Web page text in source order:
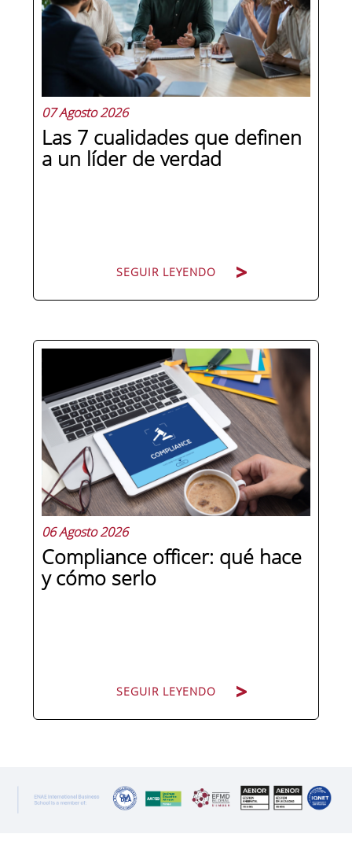
07 Agosto 2026
Las 7 cualidades que definen
a un líder de verdad
SEGUIR LEYENDO
Hay personas que ocupan puestos de
dirección y hay personas que lideran.
La diferencia no está en el cargo ni en
la antigüedad, sino en un conjunto de
competencias que se pueden
aprender, practicar y medir. Si te
preguntas qué separa a un directivo...
06 Agosto 2026
Compliance officer: qué hace
y cómo serlo
SEGUIR LEYENDO
en la estructura corporativa española
en la última década como el